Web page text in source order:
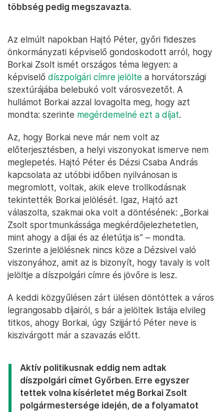
többség pedig megszavazta.
Az elmúlt napokban Hajtó Péter, győri fideszes
önkormányzati képviselő gondoskodott arról, hogy
Borkai Zsolt ismét országos téma legyen: a
képviselő díszpolgári címre jelölte a horvátországi
szextúrájába belebukó volt városvezetőt. A
hullámot Borkai azzal lovagolta meg, hogy azt
mondta: szerinte megérdemelné ezt a díjat.
Az, hogy Borkai neve már nem volt az
előterjesztésben, a helyi viszonyokat ismerve nem
meglepetés. Hajtó Péter és Dézsi Csaba András
kapcsolata az utóbbi időben nyilvánosan is
megromlott, voltak, akik eleve trollkodásnak
tekintették Borkai jelölését. Igaz, Hajtó azt
válaszolta, szakmai oka volt a döntésének: „Borkai
Zsolt sportmunkássága megkérdőjelezhetetlen,
mint ahogy a díjai és az életútja is” – mondta.
Szerinte a jelölésnek nincs köze a Dézsivel való
viszonyához, amit az is bizonyít, hogy tavaly is volt
jelöltje a díszpolgári címre és jövőre is lesz.
A keddi közgyűlésen zárt ülésen döntöttek a város
legrangosabb díjairól, s bár a jelöltek listája elvileg
titkos, ahogy Borkai, úgy Szijjártó Péter neve is
kiszivárgott már a szavazás előtt.
Aktív politikusnak eddig nem adtak
díszpolgári címet Győrben. Erre egyszer
tettek volna kísérletet még Borkai Zsolt
polgármestersége idején, de a folyamatot